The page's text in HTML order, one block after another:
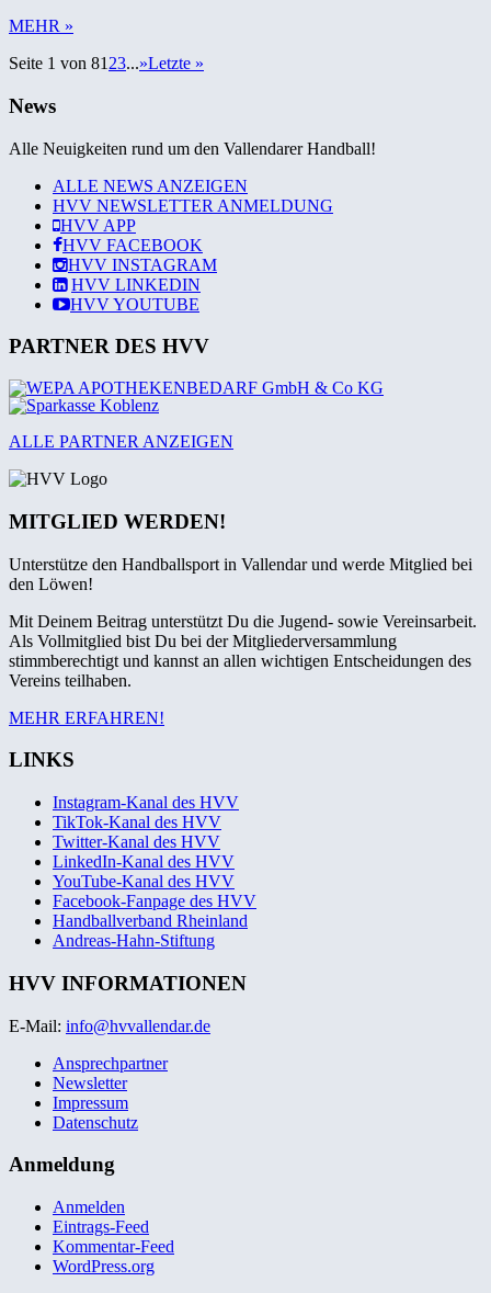
MEHR »
Seite 1 von 81 23...»Letzte »
News
Alle Neuigkeiten rund um den Vallendarer Handball!
ALLE NEWS ANZEIGEN
HVV NEWSLETTER ANMELDUNG
HVV APP
HVV FACEBOOK
HVV INSTAGRAM
HVV LINKEDIN
HVVYOUTUBE
PARTNER DES HVV
ALLE PARTNER ANZEIGEN
MITGLIED WERDEN!
Unterstütze den Handballsport in Vallendar und werde Mitglied bei
den Löwen!
Mit Deinem Beitrag unterstützt Du die Jugend- sowie Vereinsarbeit.
Als Vollmitglied bist Du bei der Mitgliederversammlung
stimmberechtigt und kannst an allen wichtigen Entscheidungen des
Vereins teilhaben.
MEHR ERFAHREN!
LINKS
Instagram-Kanal des HVV
TikTok-Kanal des HVV
Twitter-Kanal des HVV
LinkedIn-Kanal des HVV
YouTube-Kanal des HVV
Facebook-Fanpage des HVV
Handballverband Rheinland
Andreas-Hahn-Stiftung
HVV INFORMATIONEN
E-Mail: info@hvvallendar.de
Ansprechpartner
Newsletter
Impressum
Datenschutz
Anmeldung
Anmelden
Eintrags-Feed
Kommentar-Feed
WordPress.org